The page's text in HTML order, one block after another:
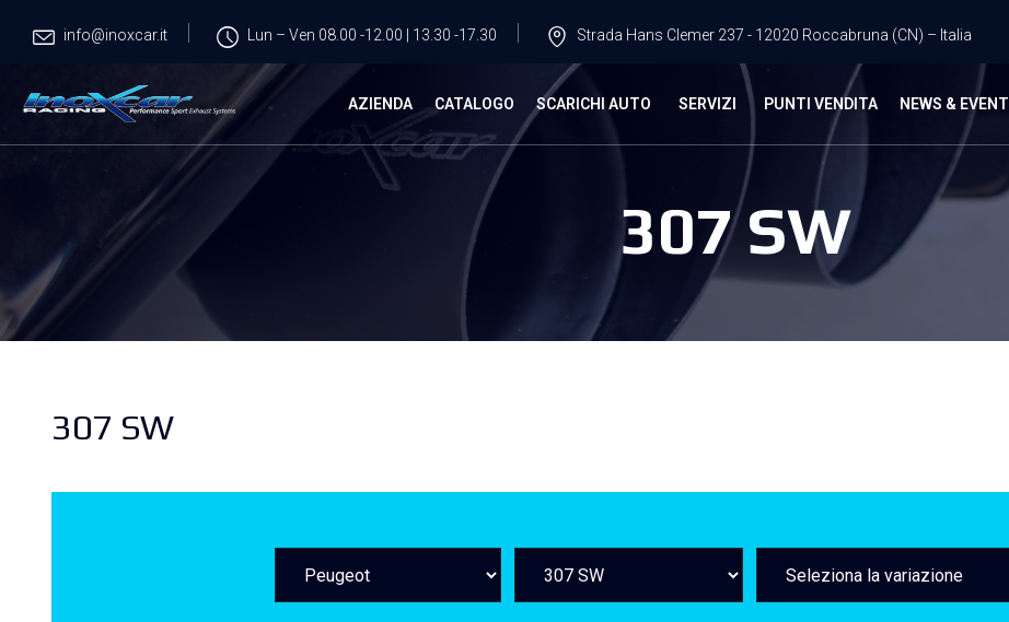
info@inoxcar.it Lun – Ven 08.00 -12.00 | 13.30 -17.30 Strada Hans Clemer 237 - 12020 Roccabruna (CN) – Italia
AZIENDA CATALOGO SCARICHI AUTO SERVIZI PUNTI VENDITA NEWS & EVENTI
307 SW
307 SW